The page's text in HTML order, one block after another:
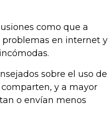
como que a
problemas en internet y
sobre el uso de
y a mayor
o envían menos